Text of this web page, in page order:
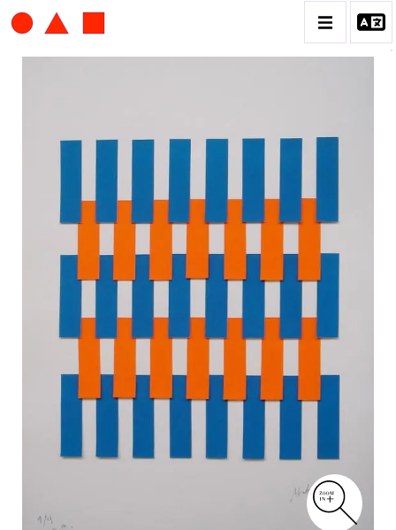
ALBERT CHUBAC
BIOGRAPHIE
CATALOGUE DES OEUVRES
CONTACT